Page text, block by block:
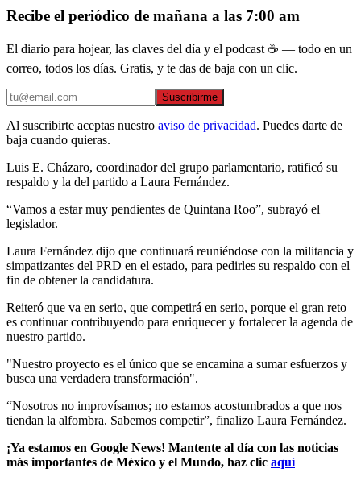
Recibe el periódico de mañana a las 7:00 am
El diario para hojear, las claves del día y el podcast ☕ — todo en un
correo, todos los días. Gratis, y te das de baja con un clic.
Suscribirme
Al suscribirte aceptas nuestro aviso de privacidad. Puedes darte de
baja cuando quieras.
Luis E. Cházaro, coordinador del grupo parlamentario, ratificó su
respaldo y la del partido a Laura Fernández.
“Vamos a estar muy pendientes de Quintana Roo”, subrayó el
legislador.
Laura Fernández dijo que continuará reuniéndose con la militancia y
simpatizantes del PRD en el estado, para pedirles su respaldo con el
fin de obtener la candidatura.
Reiteró que va en serio, que competirá en serio, porque el gran reto
es continuar contribuyendo para enriquecer y fortalecer la agenda de
nuestro partido.
"Nuestro proyecto es el único que se encamina a sumar esfuerzos y
busca una verdadera transformación".
“Nosotros no improvísamos; no estamos acostumbrados a que nos
tiendan la alfombra. Sabemos competir”, finalizo Laura Fernández.
¡Ya estamos en Google News! Mantente al día con las noticias
más importantes de México y el Mundo, haz clic aquí